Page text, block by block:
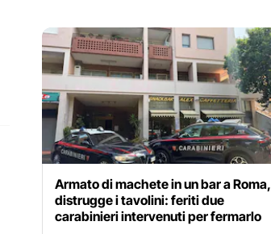
Armato di machete in un bar a Roma,
distrugge i tavolini: feriti due
carabinieri intervenuti per fermarlo